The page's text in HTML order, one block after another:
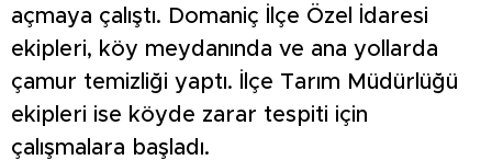
açmaya çalıştı. Domaniç İlçe Özel İdaresi
ekipleri, köy meydanında ve ana yollarda
çamur temizliği yaptı. İlçe Tarım Müdürlüğü
ekipleri ise köyde zarar tespiti için
çalışmalara başladı.